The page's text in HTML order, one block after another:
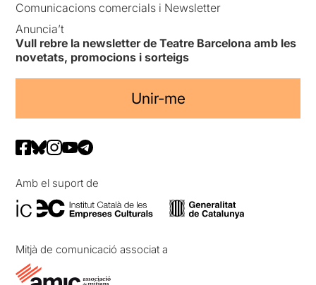
Comunicacions comercials i Newsletter
Anuncia’t
Vull rebre la newsletter de Teatre Barcelona amb les
novetats, promocions i sorteigs
Unir-me
Amb el suport de
Mitjà de comunicació associat a